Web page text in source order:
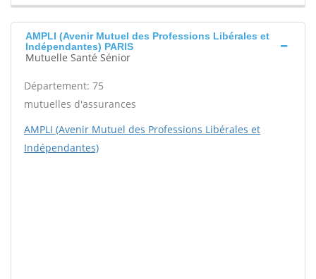
AMPLI (Avenir Mutuel des Professions Libérales et
Indépendantes) PARIS
Mutuelle Santé Sénior
Département: 75
mutuelles d'assurances
AMPLI (Avenir Mutuel des Professions Libérales et
Indépendantes)